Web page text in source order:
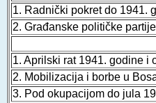
1. Radnički pokret do 1941.
2. Građanske političke partije
1. Aprilski rat 1941. godine i
2. Mobilizacija i borbe u
3. Pod okupacijom do jula